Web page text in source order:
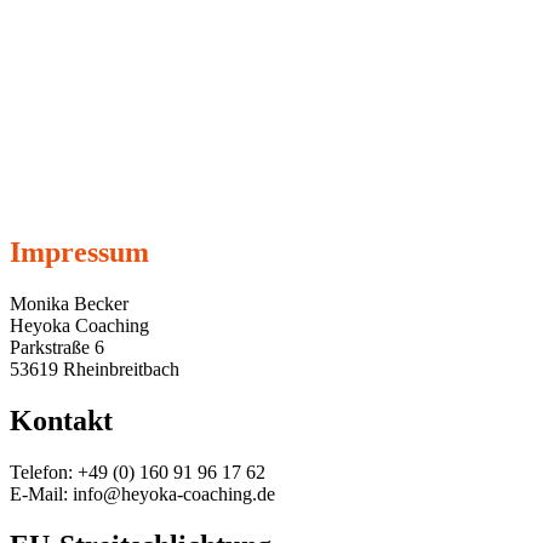
Impressum
Monika Becker
Heyoka Coaching
Parkstraße 6
53619 Rheinbreitbach
Kontakt
Telefon: +49 (0) 160 91 96 17 62
E-Mail: info@heyoka-coaching.de